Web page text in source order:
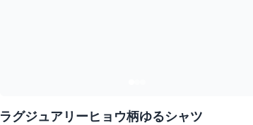
ラグジュアリーヒョウ柄ゆるシャツ